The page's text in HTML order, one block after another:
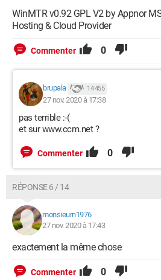
WinMTR v0.92 GPL V2 by Appnor
Hosting & Cloud Provider
Commenter 0
brupala 14 455
27 nov. 2020 à 17:38
pas terrible :-(
et sur www.ccm.net ?
Commenter 0
RÉPONSE 6 / 14
monsieurn1976
27 nov. 2020 à 17:43
exactement la même chose
Commenter 0